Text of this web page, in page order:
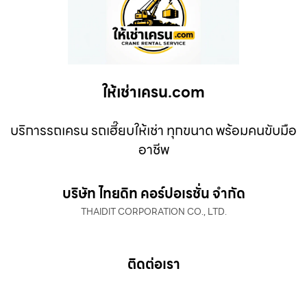
ให้เช่าเครน.com
บริการรถเครน รถเฮี๊ยบให้เช่า ทุกขนาด พร้อมคนขับมือ
อาชีพ
บริษัท ไทยดิท คอร์ปอเรชั่น จำกัด
THAIDIT CORPORATION CO., LTD.
ติดต่อเรา